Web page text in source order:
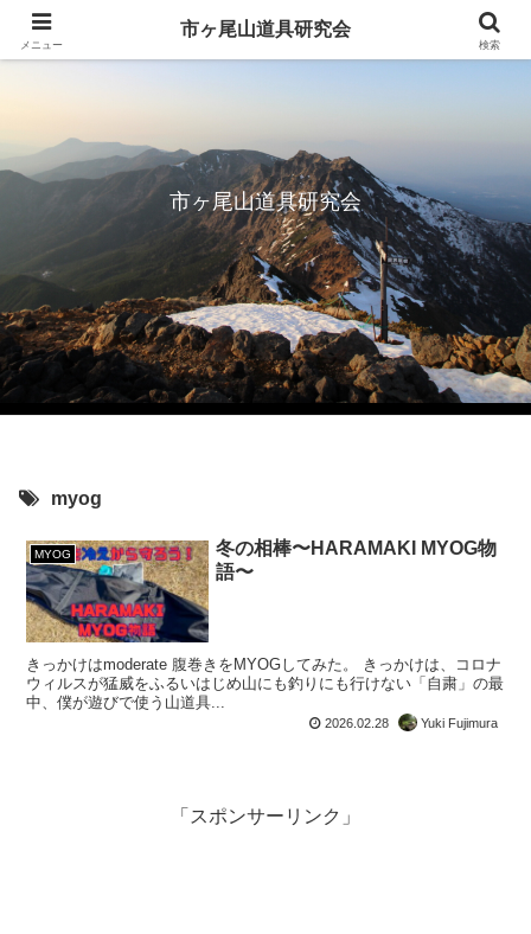
市ヶ尾山道具研究会
myog
MYOG
冬の相棒〜HARAMAKI MYOG物
語〜
きっかけはmoderate 腹巻きをMYOGしてみた。 きっかけは、コロナ
ウィルスが猛威をふるいはじめ山にも釣りにも行けない「自粛」の最
中、僕が遊びで使う山道具...
2026.02.28 Yuki Fujimura
「スポンサーリンク」
メニュー
市ヶ尾山道具研究会
検索